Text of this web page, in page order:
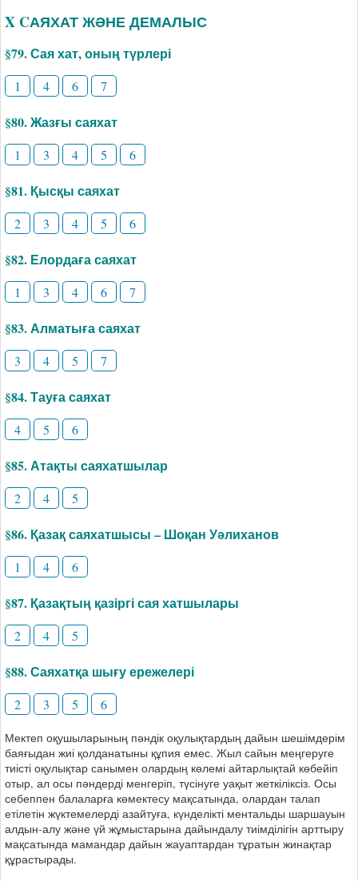
X CАЯХАТ ЖӘНЕ ДЕМАЛЫС
§79. Сая хат, оның түрлері
1 4 6 7
§80. Жазғы саяхат
1 3 4 5 6
§81. Қысқы саяхат
2 3 4 5 6
§82. Елордаға саяхат
1 3 4 6 7
§83. Алматыға саяхат
3 4 5 7
§84. Тауға саяхат
4 5 6
§85. Атақты саяхатшылар
2 4 5
§86. Қазақ саяхатшысы – Шоқан Уәлиханов
1 4 6
§87. Қазақтың қазіргі сая хатшылары
2 4 5
§88. Саяхатқа шығу ережелері
2 3 5 6
Мектеп оқушыларының пәндік оқулықтардың дайын шешімдерім
баяғыдан жиі қолданатыны құпия емес. Жыл сайын меңгеруге
тиісті оқулықтар санымен олардың көлемі айтарлықтай көбейіп
отыр, ал осы пәндерді менгеріп, түсінуге уақыт жеткіліксіз. Осы
себеппен балаларға көмектесу мақсатында, олардан талап
етілетін жүктемелерді азайтуға, күнделікті ментальды шаршауын
алдын-алу және үй жұмыстарына дайындалу тиімділігін арттыру
мақсатында мамандар дайын жауаптардан тұратын жинақтар
құрастырады.